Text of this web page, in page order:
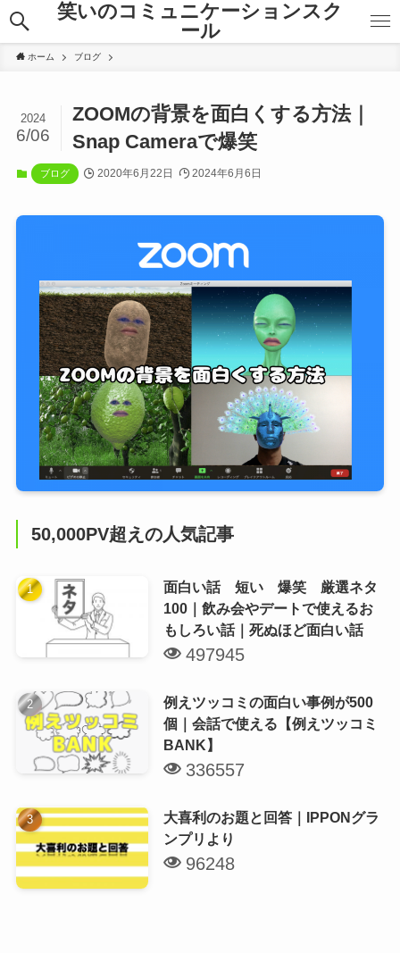
笑いのコミュニケーションスク
ール
ホーム ブログ
ZOOMの背景を面白くする方法｜
Snap Cameraで爆笑
2024
6/06
ブログ 2020年6月22日 2024年6月6日
50,000PV超えの人気記事
面白い話 短い 爆笑 厳選ネタ
100｜飲み会やデートで使えるお
もしろい話｜死ぬほど面白い話
497945
例えツッコミの面白い事例が500
個｜会話で使える【例えツッコミ
BANK】
336557
大喜利のお題と回答｜IPPONグラ
ンプリより
96248